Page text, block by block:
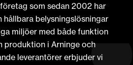
som sedan 2002 har
hållbara belysningslösningar
miljöer med både funktion
produktion i Arninge och
leverantörer erbjuder vi